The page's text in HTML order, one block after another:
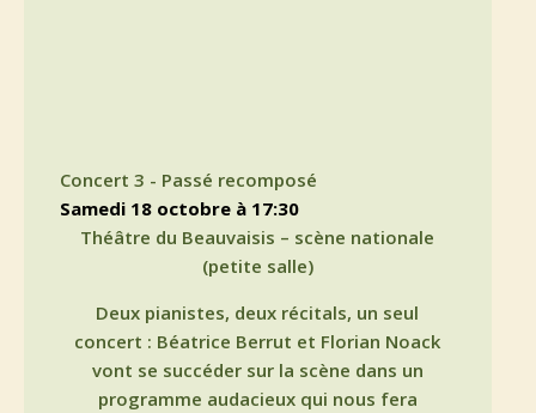
Concert 3 - Passé recomposé
samedi 18 octobre à 17:30
Théâtre du Beauvaisis – scène nationale
(petite salle)
Deux pianistes, deux récitals, un seul
concert : Béatrice Berrut et Florian Noack
vont se succéder sur la scène dans un
programme audacieux qui nous fera